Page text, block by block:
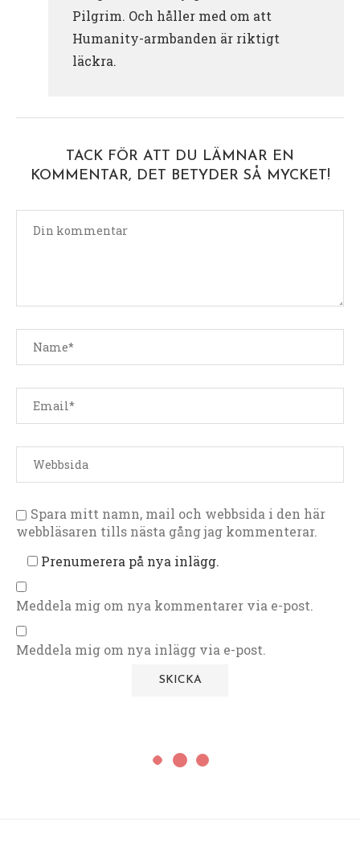
Pilgrim. Och håller med om att
Humanity-armbanden är riktigt
läckra.
TACK FÖR ATT DU LÄMNAR EN
KOMMENTAR, DET BETYDER SÅ MYCKET!
Spara mitt namn, mail och webbsida i den här
webbläsaren tills nästa gång jag kommenterar.
Prenumerera på nya inlägg.
Meddela mig om nya kommentarer via e-post.
Meddela mig om nya inlägg via e-post.